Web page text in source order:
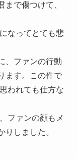
で傷つけて、
なってとても悲
、ファンの行動
ます。この件で
われても仕方な
ファンの顔もメ
りしました。